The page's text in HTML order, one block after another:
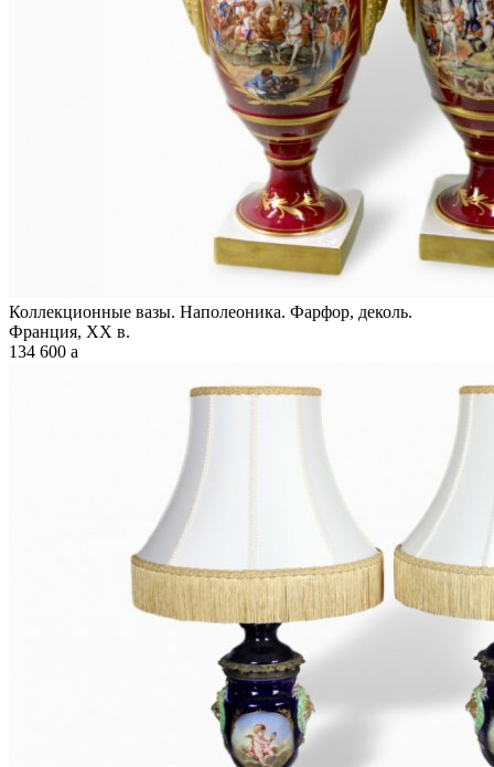
Коллекционные вазы. Наполеоника. Фарфор, деколь.
Франция, XX в.
134 600 a